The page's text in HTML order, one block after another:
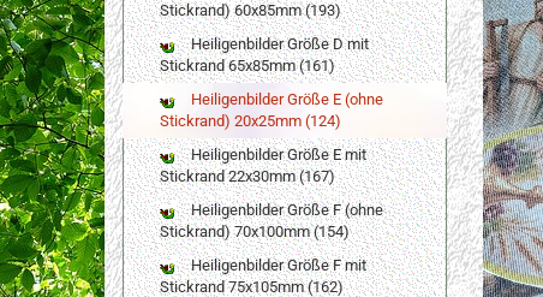
Stickrand) 60x85mm (193)
Heiligenbilder Größe D mit
Stickrand 65x85mm (161)
Heiligenbilder Größe E (ohne
Stickrand) 20x25mm (124)
Heiligenbilder Größe E mit
Stickrand 22x30mm (167)
Heiligenbilder Größe F (ohne
Stickrand) 70x100mm (154)
Heiligenbilder Größe F mit
Stickrand 75x105mm (162)